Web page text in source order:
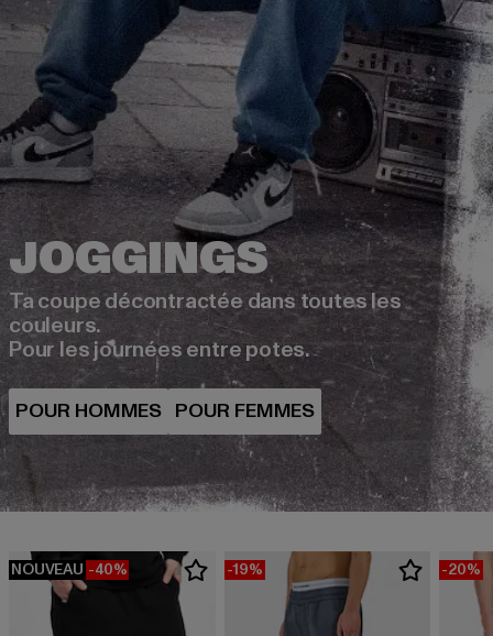
Ta coupe décontractée dans toutes les
couleurs.
Pour les journées entre potes.
NOUVEAU -40% -19% -20%